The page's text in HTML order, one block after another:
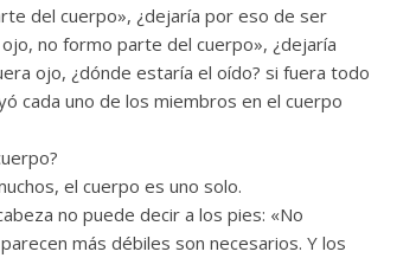
del cuerpo», ¿dejaría por eso de ser
no formo parte del cuerpo», ¿dejaría
ojo, ¿dónde estaría el oído? si fuera todo
cada uno de los miembros en el cuerpo
el cuerpo es uno solo.
no puede decir a los pies: «No
más débiles son necesarios. Y los